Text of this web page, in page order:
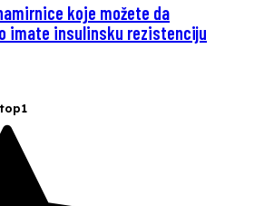
koje možete da
imate insulinsku rezistenciju
top1